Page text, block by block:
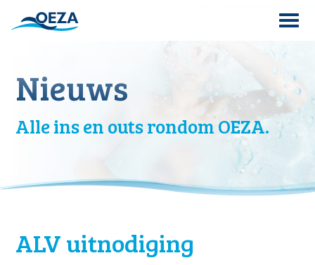
Search
Nieuws
Alle ins en outs rondom OEZA.
ALV uitnodiging